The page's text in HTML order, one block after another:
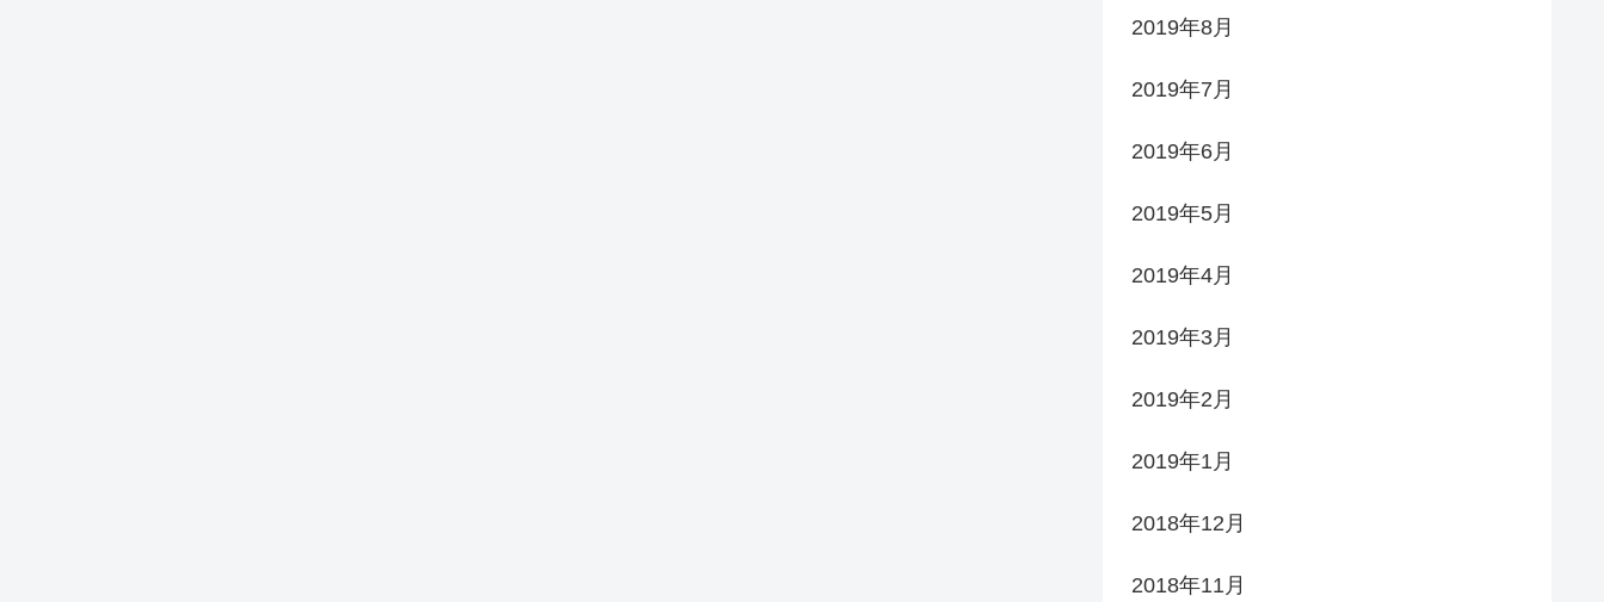
2019年8月
2019年7月
2019年6月
2019年5月
2019年4月
2019年3月
2019年2月
2019年1月
2018年12月
2018年11月